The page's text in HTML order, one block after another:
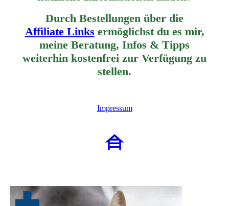
Durch Bestellungen über die
Affiliate Links ermöglichst du es mir,
meine Beratung, Infos & Tipps
weiterhin kostenfrei zur Verfügung zu
stellen.
Impressum